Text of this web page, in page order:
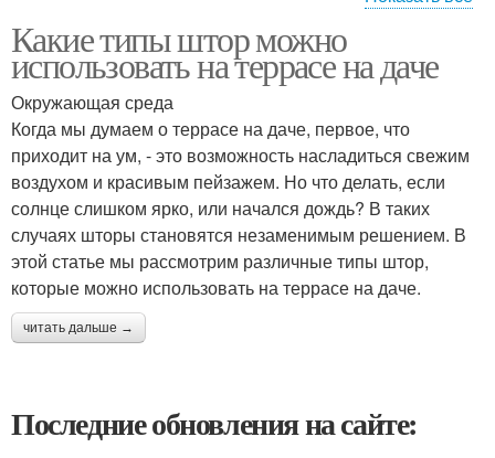
Цвета для штор
Какие типы штор можно
использовать на террасе на даче
Окружающая среда
Когда мы думаем о террасе на даче, первое, что
приходит на ум, - это возможность насладиться свежим
воздухом и красивым пейзажем. Но что делать, если
солнце слишком ярко, или начался дождь? В таких
случаях шторы становятся незаменимым решением. В
этой статье мы рассмотрим различные типы штор,
которые можно использовать на террасе на даче.
читать дальше →
Последние обновления на сайте: